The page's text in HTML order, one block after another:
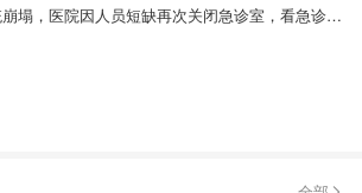
安省医疗系统崩塌，医院因人员短缺再次关闭急诊室，看急诊要近20小时！预计状况将持续整个夏天！